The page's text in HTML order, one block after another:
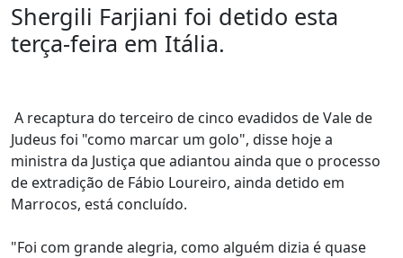
Shergili Farjiani foi detido esta
terça-feira em Itália.
A recaptura do terceiro de cinco evadidos de Vale de
Judeus foi "como marcar um golo", disse hoje a
ministra da Justiça que adiantou ainda que o processo
de extradição de Fábio Loureiro, ainda detido em
Marrocos, está concluído.
"Foi com grande alegria, como alguém dizia é quase